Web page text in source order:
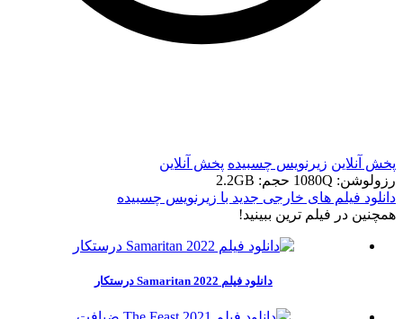
پخش آنلاین زیرنویس چسبیده پخش آنلاین
رزولوشن: 1080Q
حجم: 2.2GB
دانلود فیلم های خارجی جدید با زیرنویس چسبیده
همچنين در فيلم ترين ببينيد!
دانلود فیلم Samaritan 2022 درستکار